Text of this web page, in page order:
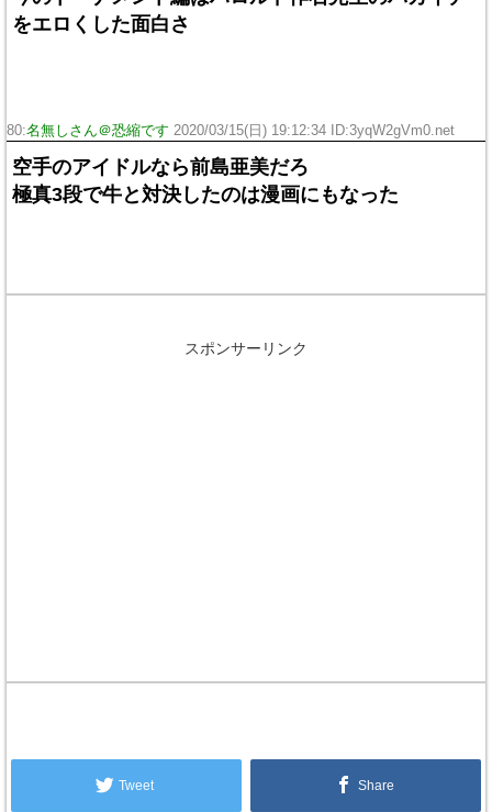
をエロくした面白さ
80:名無しさん＠恐縮です 2020/03/15(日) 19:12:34 ID:3yqW2gVm0.net
空手のアイドルなら前島亜美だろ
極真3段で牛と対決したのは漫画にもなった
スポンサーリンク
Tweet Share